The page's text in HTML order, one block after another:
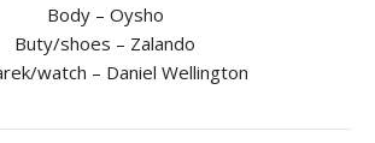
Body – Oysho
Buty/shoes – Zalando
watch – Daniel Wellington